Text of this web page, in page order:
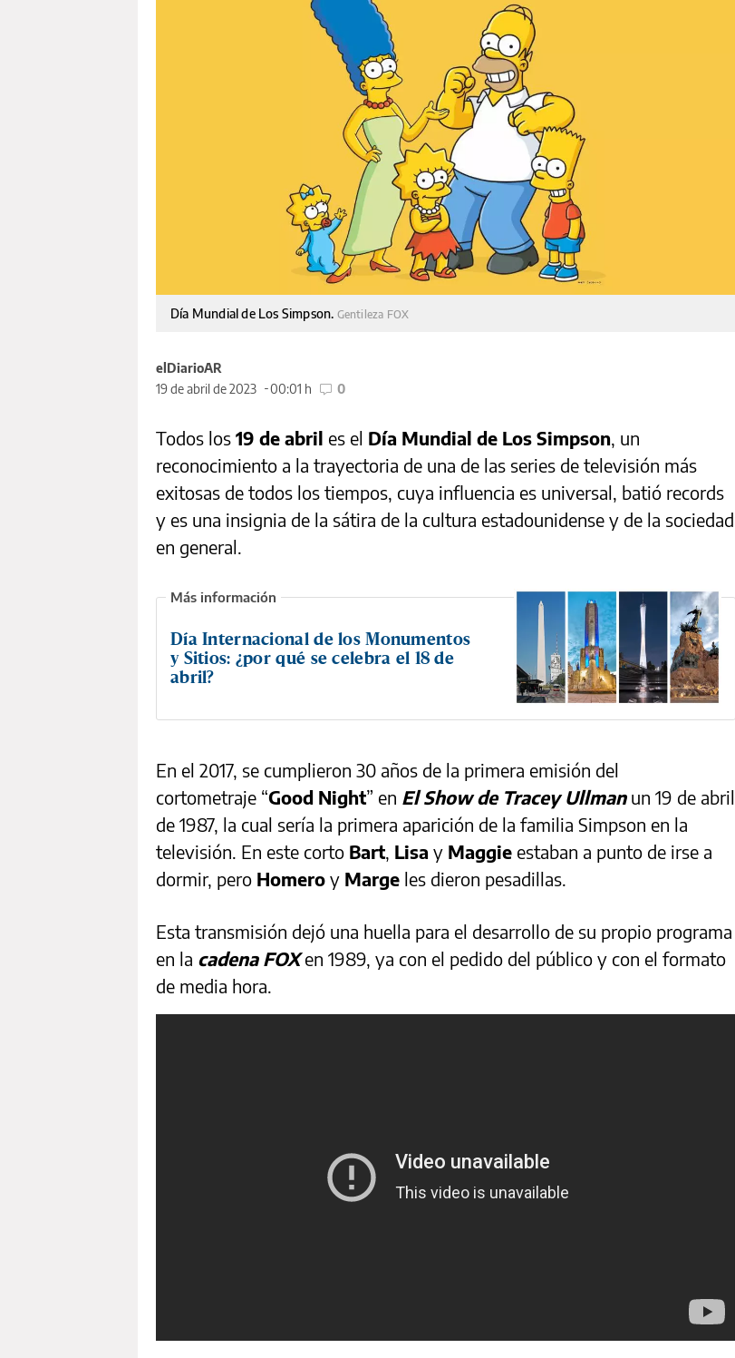
Día Mundial de Los Simpson. Gentileza FOX
elDiarioAR
19 de abril de 2023
00:01 h 0
Todos los 19 de abril es el Día Mundial de Los Simpson, un
reconocimiento a la trayectoria de una de las series de televisión más
exitosas de todos los tiempos, cuya influencia es universal, batió records
y es una insignia de la sátira de la cultura estadounidense y de la sociedad
en general.
Día Internacional de los Monumentos
y Sitios: ¿por qué se celebra el 18 de
abril?
En el 2017, se cumplieron 30 años de la primera emisión del
cortometraje “Good Night” en El Show de Tracey Ullman un 19 de abril
de 1987, la cual sería la primera aparición de la familia Simpson en la
televisión. En este corto Bart, Lisa y Maggie estaban a punto de irse a
dormir, pero Homero y Marge les dieron pesadillas.
Esta transmisión dejó una huella para el desarrollo de su propio programa
en la cadena FOXen 1989, ya con el pedido del público y con el formato
de media hora.